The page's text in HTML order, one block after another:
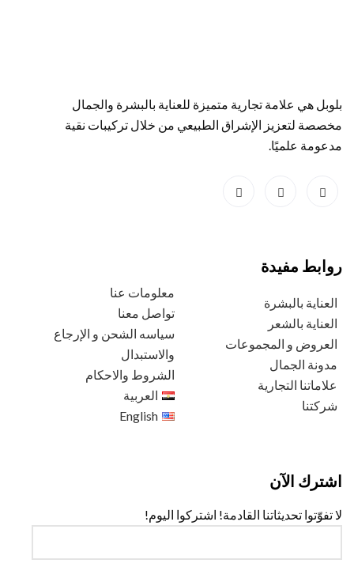
بلوبل هي علامة تجارية متميزة للعناية بالبشرة والجمال
مخصصة لتعزيز الإشراق الطبيعي من خلال تركيبات نقية
مدعومة علميًا.
روابط مفيدة
العناية بالبشرة
العناية بالشعر
العروض و المجموعات
مدونة الجمال
علاماتنا التجارية
شركتنا
معلومات عنا
تواصل معنا
سياسه الشحن و الإرجاع
والاستبدال
الشروط والاحكام
العربية
English
اشترك الآن
لا تفوّتوا تحديثاتنا القادمة! اشتركوا اليوم!